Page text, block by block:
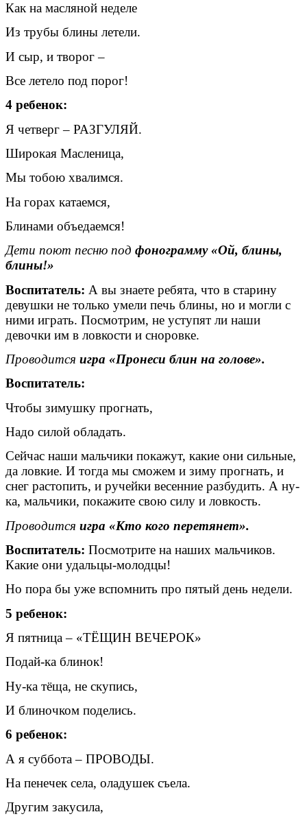
Как на масляной неделе
Из трубы блины летели.
И сыр, и творог –
Все летело под порог!
4 ребенок:
Я четверг – РАЗГУЛЯЙ.
Широкая Масленица,
Мы тобою хвалимся.
На горах катаемся,
Блинами объедаемся!
Дети поют песню под фонограмму «Ой, блины,
блины!»
Воспитатель: А вы знаете ребята, что в старину
девушки не только умели печь блины, но и могли с
ними играть. Посмотрим, не уступят ли наши
девочки им в ловкости и сноровке.
Проводится игра «Пронеси блин на голове».
Воспитатель:
Чтобы зимушку прогнать,
Надо силой обладать.
Сейчас наши мальчики покажут, какие они сильные,
да ловкие. И тогда мы сможем и зиму прогнать, и
снег растопить, и ручейки весенние разбудить. А ну-
ка, мальчики, покажите свою силу и ловкость.
Проводится игра «Кто кого перетянет».
Воспитатель: Посмотрите на наших мальчиков.
Какие они удальцы-молодцы!
Но пора бы уже вспомнить про пятый день недели.
5 ребенок:
Я пятница – «ТЁЩИН ВЕЧЕРОК»
Подай-ка блинок!
Ну-ка тёща, не скупись,
И блиночком поделись.
6 ребенок:
А я суббота – ПРОВОДЫ.
На пенечек села, оладушек съела.
Другим закусила,